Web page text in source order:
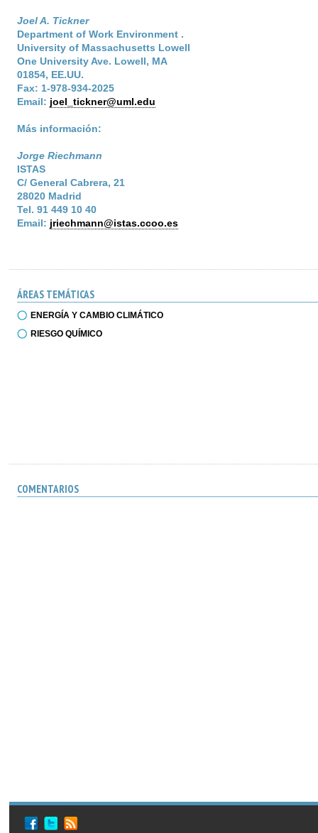
Joel A. Tickner
Department of Work Environment .
University of Massachusetts Lowell
One University Ave. Lowell, MA
01854, EE.UU.
Fax: 1-978-934-2025
Email: joel_tickner@uml.edu
Más información:
Jorge Riechmann
ISTAS
C/ General Cabrera, 21
28020 Madrid
Tel. 91 449 10 40
Email: jriechmann@istas.ccoo.es
ÁREAS TEMÁTICAS
ENERGÍA Y CAMBIO CLIMÁTICO
RIESGO QUÍMICO
COMENTARIOS